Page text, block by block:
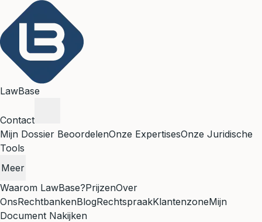
LawBase
Contact
Mijn Dossier BeoordelenOnze ExpertisesOnze Juridische
Tools
Meer
Waarom LawBase?PrijzenOver
OnsRechtbankenBlogRechtspraakKlantenzoneMijn
Document Nakijken